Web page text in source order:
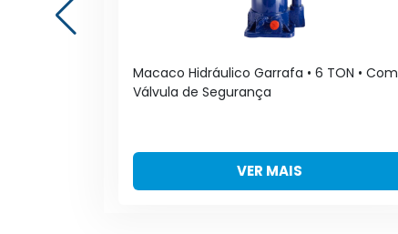
Macaco Hidráulico Garrafa • 6 TON • Com
Válvula de Segurança
VER MAIS